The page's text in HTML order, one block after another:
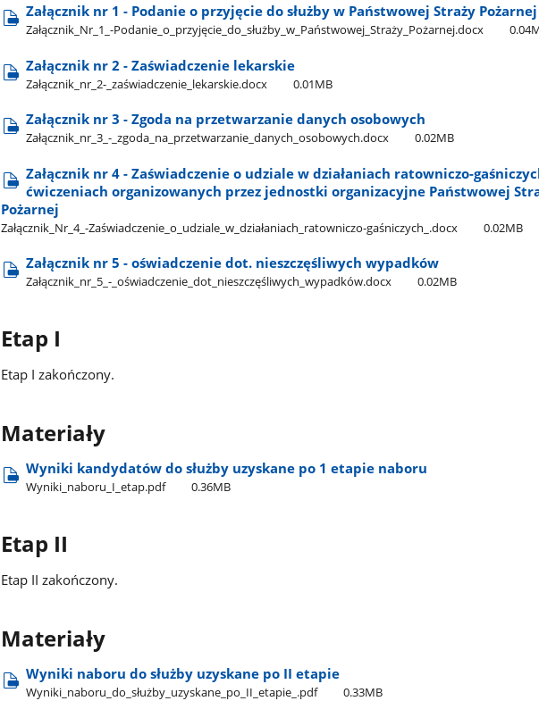
Załącznik nr 1 - Podanie o przyjęcie do służby w Państwowej Straży Pożarnej
Załącznik​_Nr​_1​_-Podanie​_o​_przyjęcie​_do​_służby​_w​_Państwowej​_Straży​_Pożarnej.docx
Załącznik nr 2 - Zaświadczenie lekarskie
Załącznik​_nr​_2-​_zaświadczenie​_lekarskie.docx 0.01MB
Załącznik nr 3 - Zgoda na przetwarzanie danych osobowych
Załącznik​_nr​_3​_-​_zgoda​_na​_przetwarzanie​_danych​_osobowych.docx 0.02MB
Załącznik nr 4 - Zaświadczenie o udziale w działaniach ratowniczo-
ćwiczeniach organizowanych przez jednostki organizacyjne Państwowej
Pożarnej
Załącznik​_Nr​_4​_-Zaświadczenie​_o​_udziale​_w​_działaniach​_ratowniczo-gaśniczych​_.docx 0.02MB
Załącznik nr 5 - oświadczenie dot. nieszczęśliwych wypadków
Załącznik​_nr​_5​_-​_oświadczenie​_dot​_nieszczęśliwych​_wypadków.docx 0.02MB
Etap I
Etap I zakończony.
Materiały
Wyniki kandydatów do służby uzyskane po 1 etapie naboru
Wyniki​_naboru​_I​_etap.pdf 0.36MB
Etap II
Etap II zakończony.
Materiały
Wyniki naboru do służby uzyskane po II etapie
Wyniki​_naboru​_do​_służby​_uzyskane​_po​_II​_etapie​_.pdf 0.33MB